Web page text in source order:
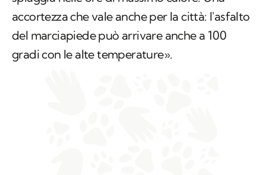
accortezza che vale anche per la città: l'asfalto
del marciapiede può arrivare anche a 100
gradi con le alte temperature».